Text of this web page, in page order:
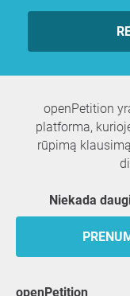
openPetition
platforma,
rūpimą
Niekada
openPetition